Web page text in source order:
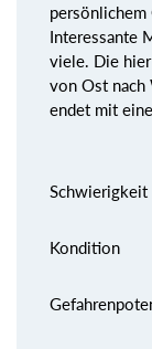
persönlichem
Interessante
viele. Die
von Ost nach
endet mit
Schwierigkeit
Kondition